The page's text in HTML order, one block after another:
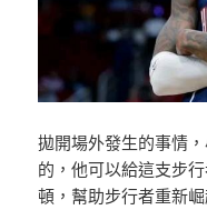
拋開場外發生的事情
的，他可以給這支步
頓，幫助步行者重新